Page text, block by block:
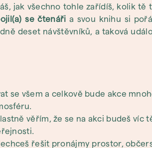
jak všechno tohle zařídíš, kolik
se čtenáři a svou knihu si
deset návštěvníků, a taková
se všem a celkově bude akce
věřím, že se na akci budeš víc
řešit pronájmy prostor,